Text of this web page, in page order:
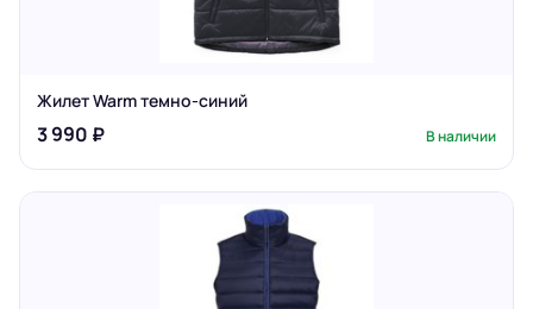
Жилет Warm темно-синий
3 990 ₽ В наличии